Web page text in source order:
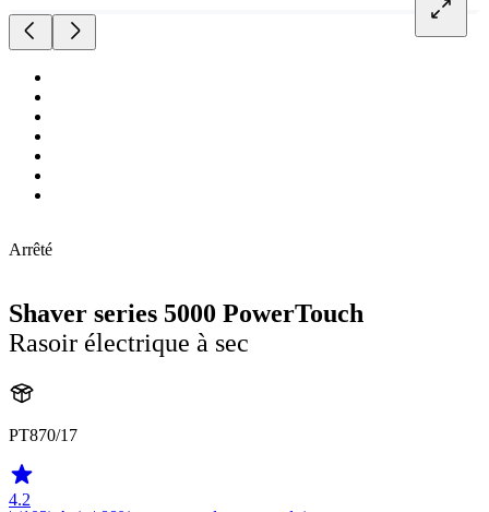
Arrêté
Shaver series 5000 PowerTouch
Rasoir électrique à sec
PT870/17
4.2